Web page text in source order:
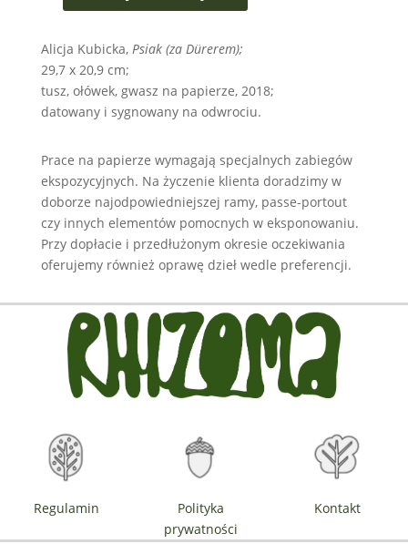
Alicja Kubicka, Psiak (za Dürerem);
29,7 x 20,9 cm;
tusz, ołówek, gwasz na papierze, 2018;
datowany i sygnowany na odwrociu.
Prace na papierze wymagają specjalnych zabiegów
ekspozycyjnych. Na życzenie klienta doradzimy w
doborze najodpowiedniejszej ramy, passe-portout
czy innych elementów pomocnych w eksponowaniu.
Przy dopłacie i przedłużonym okresie oczekiwania
oferujemy również oprawę dzieł wedle preferencji.
Regulamin
Polityka
prywatności
Kontakt